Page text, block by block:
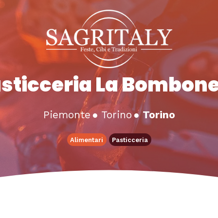
La
Piemonte ● Torino ●Torino
Alimentari Pasticceria